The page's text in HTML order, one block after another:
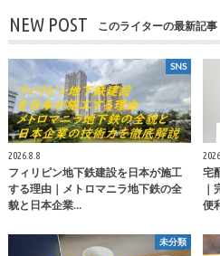
NEW POST このライターの最新記事
SNS
2026.8.8
フィリピン地下鉄建設を日本が施工
する理由｜メトロマニラ地下鉄の全
貌と日本企業…
宅
｜
便
未分類